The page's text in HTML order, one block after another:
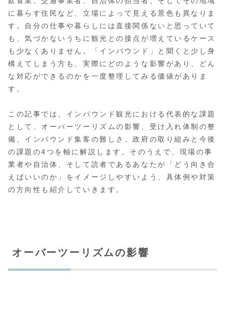
に暮らす住民など、立場によって見える景色も異なりま
す。自分の仕事や暮らしには直接関係ないと思っていて
も、気づかないうちに観光との接点が増えているケース
も少なくありません。「インバウンド」と聞くと少し身
構えてしまう方も、実際にどのような影響があり、どん
な対応ができるのかを一度整理してみる価値がありま
す。
この記事では、インバウンド観光における代表的な課題
として、オーバーツーリズムの影響、受け入れ体制の整
備、インバウンド集客の難しさ、政府の取り組みと今後
の課題の4つを軸に解説します。そのうえで、現場の事
業者や自治体、そして読者であるあなたが「どう向き合
えばいいのか」をイメージしやすいよう、具体例や対策
の方向性も紹介していきます。
オーバーツーリズムの影響